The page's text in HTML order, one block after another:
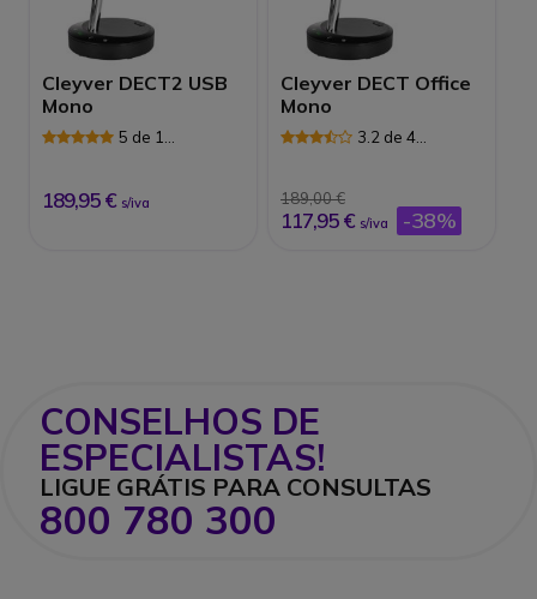
Cleyver DECT2 USB
Mono
5 de 1
189,95 € s/iva
Cleyver DECT Office
Mono
3.2 de 4
189,00 €
117,95 € s/iva -38%
CONSELHOS DE
ESPECIALISTAS!
LIGUE GRÁTIS PARA CONSULTAS
800 780 300